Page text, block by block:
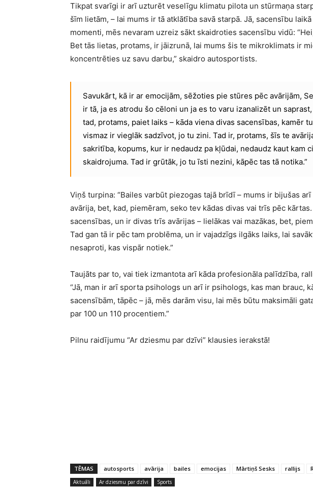
Tikpat svarīgi ir arī uzturēt veselīgu klimatu pilota un stūrmaņa
šīm lietām, – lai mums ir tā atklātība savā starpā. Jā, sacensību
momenti, mēs nevaram uzreiz sākt skaidroties sacensību vidū:
Bet tās lietas, protams, ir jāizrunā, lai mums šis te mikroklimats ir
koncentrēties uz savu darbu,” skaidro autosportists.
Savukārt, kā ir ar emocijām, sēžoties pie stūres pēc avārijām,
ir tā, ja es atrodu šo cēloni un ja es to varu izanalizēt un
tad, protams, paiet laiks – kāda viena divas sacensības, kamēr
vismaz ir vieglāk sadzīvot, jo tu zini. Tad ir, protams, šīs te
sakritība, kopums, kur ir nedaudz pa kļūdai, nedaudz kaut kam
skaidrojuma. Tad ir grūtāk, jo tu īsti nezini, kāpēc tas tā notika.”
Viņš turpina: “Bailes varbūt piezogas tajā brīdī – mums ir bijušas
avārija, bet, kad, piemēram, seko tev kādas divas vai trīs pēc
sacensības, un ir divas trīs avārijas – lielākas vai mazākas, bet,
Tad gan tā ir pēc tam problēma, un ir vajadzīgs ilgāks laiks, lai
nesaproti, kas vispār notiek.”
Taujāts par to, vai tiek izmantota arī kāda profesionāla palīdzība,
“Jā, man ir arī sporta psihologs un arī ir psihologs, kas man brauc,
sacensībām, tāpēc – jā, mēs darām visu, lai mēs būtu maksimāli
par 100 un 110 procentiem.”
Pilnu raidījumu “Ar dziesmu par dzīvi” klausies ierakstā!
TĒMAS autosports avārija bailes emocijas Mārtiņš Sesks rallijs
Aktuāli Ar dziesmu par dzīvi Sports